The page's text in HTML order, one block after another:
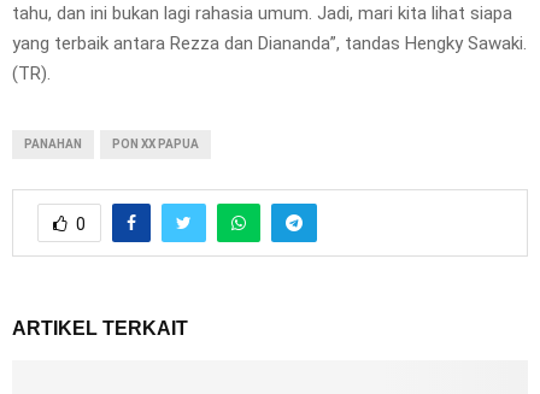
tahu, dan ini bukan lagi rahasia umum. Jadi, mari kita lihat siapa
yang terbaik antara Rezza dan Diananda”, tandas Hengky Sawaki.
(TR).
PANAHAN PON XX PAPUA
0
ARTIKEL TERKAIT